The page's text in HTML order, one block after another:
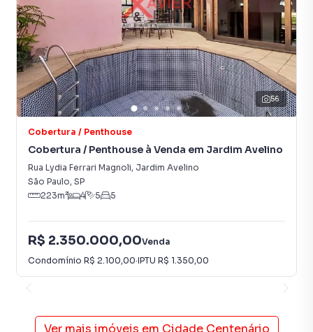
56
Cobertura / Penthouse
Cobertura / Penthouse à Venda em Jardim Avelino
Rua Lydia Ferrari Magnoli, Jardim Avelino
São Paulo, SP
223m² 4 5 5
R$ 2.350.000,00Venda
Condomínio R$ 2.100,00·IPTU R$ 1.350,00
Ver mais imóveis em Cidade Centenário